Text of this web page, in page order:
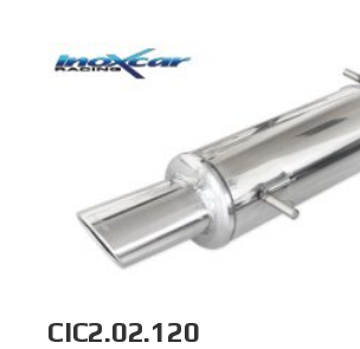
CIC2.02.120